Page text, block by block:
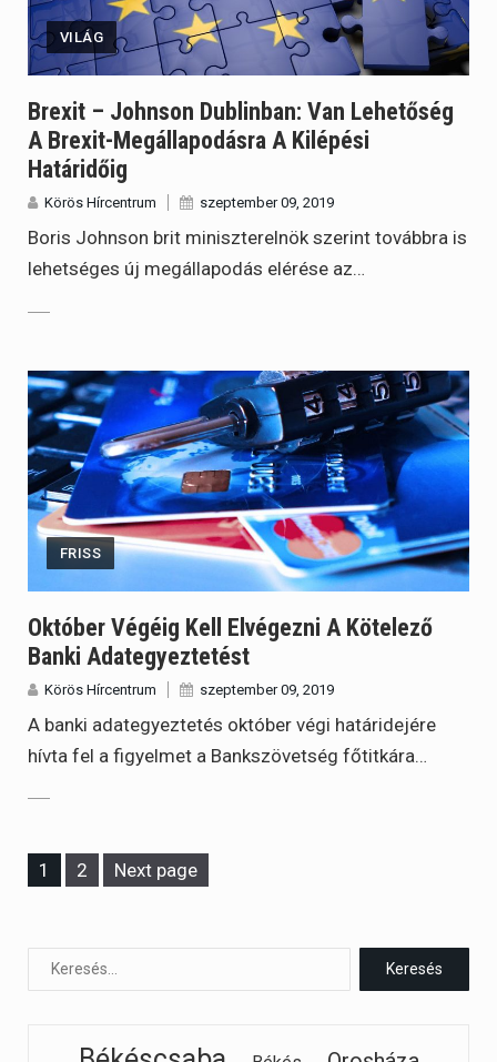
VILÁG
Brexit – Johnson Dublinban: Van Lehetőség
A Brexit-Megállapodásra A Kilépési
Határidőig
Körös Hírcentrum szeptember 09, 2019
Boris Johnson brit miniszterelnök szerint továbbra is
lehetséges új megállapodás elérése az…
FRISS
Október Végéig Kell Elvégezni A Kötelező
Banki Adategyeztetést
Körös Hírcentrum szeptember 09, 2019
A banki adategyeztetés október végi határidejére
hívta fel a figyelmet a Bankszövetség főtitkára…
Page
1 Page
2 Next page